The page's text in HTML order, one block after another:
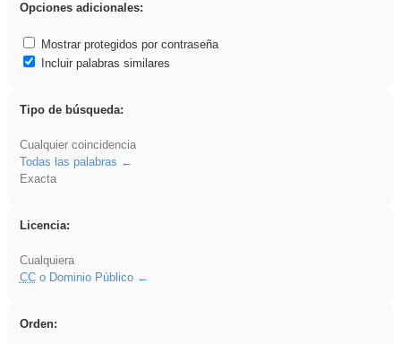
Opciones adicionales:
Mostrar protegidos por contraseña
Incluir palabras similares
Tipo de búsqueda:
Cualquier coincidencia
Todas las palabras
Exacta
Licencia:
Cualquiera
CCo Dominio Público
Orden: